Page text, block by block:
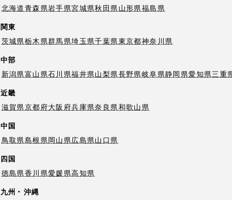
北海道青森県岩手県宮城県秋田県山形県福島県
関東
茨城県栃木県群馬県埼玉県千葉県東京都神奈川県
中部
新潟県富山県石川県福井県山梨県長野県岐阜県静岡県愛知県三重
近畿
滋賀県京都府大阪府兵庫県奈良県和歌山県
中国
鳥取県島根県岡山県広島県山口県
四国
徳島県香川県愛媛県高知県
九州・沖縄